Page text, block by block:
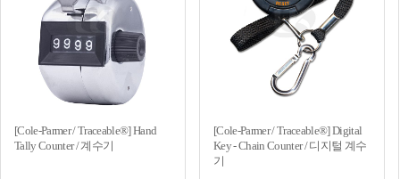
[Cole-Parmer / Traceable®] Hand
Tally Counter / 계수기
[Cole-Parmer / Traceable®] Digital
Key - Chain Counter / 디지털 계수
기